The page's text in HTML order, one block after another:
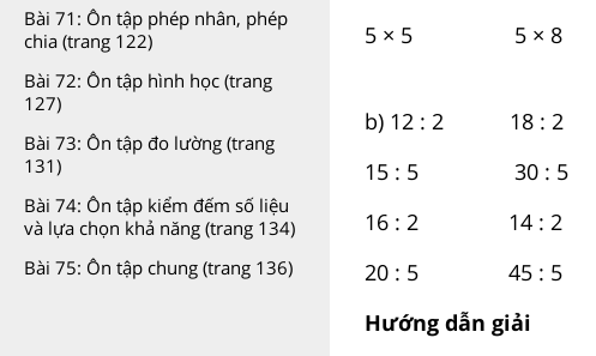
Bài 71: Ôn tập phép nhân, phép
chia (trang 122)
Bài 72: Ôn tập hình học (trang
127)
Bài 73: Ôn tập đo lường (trang
131)
Bài 74: Ôn tập kiểm đếm số liệu
và lựa chọn khả năng (trang 134)
Bài 75: Ôn tập chung (trang 136)
5 × 5 5 × 8
b) 12 : 2 18 : 2
15 : 5 30 : 5
16 : 2 14 : 2
20 : 5 45 : 5
Hướng dẫn giải